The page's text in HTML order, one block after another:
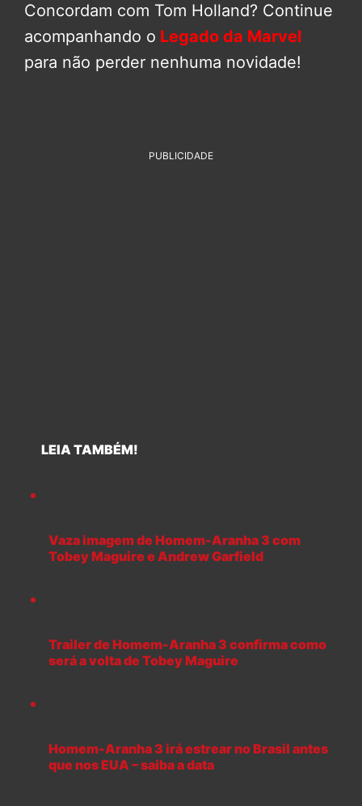
Concordam com Tom Holland? Continue
acompanhando o Legado da Marvel
para não perder nenhuma novidade!
PUBLICIDADE
LEIA TAMBÉM!
Vaza imagem de Homem-Aranha 3 com
Tobey Maguire e Andrew Garfield
Trailer de Homem-Aranha 3 confirma como
será a volta de Tobey Maguire
Homem-Aranha 3 irá estrear no Brasil antes
que nos EUA – saiba a data